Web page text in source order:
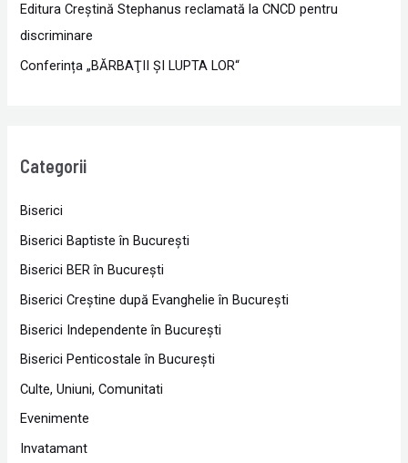
Editura Creștină Stephanus reclamată la CNCD pentru
discriminare
Conferința „BĂRBAŢII ŞI LUPTA LOR“
Categorii
Biserici
Biserici Baptiste în Bucureşti
Biserici BER în Bucureşti
Biserici Creştine după Evanghelie în Bucureşti
Biserici Independente în Bucureşti
Biserici Penticostale în Bucureşti
Culte, Uniuni, Comunitati
Evenimente
Invatamant